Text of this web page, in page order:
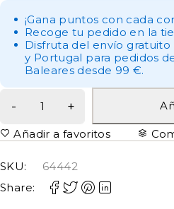
¡Gana puntos con cada
Recoge tu pedido en la
Disfruta del envío
y Portugal para pedidos
Baleares desde 99 €.
Añadir a favoritos
SKU:
64442
Share: